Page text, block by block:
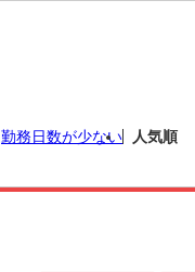
勤務日数が少ない 人気順